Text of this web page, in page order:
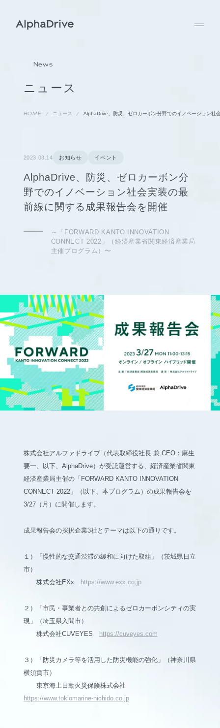
ニュース
News
HOME ニュース AlphaDrive、防災、ゼロカーボン分野でのイノベーション社
2023.03.14 お知らせ イベント
AlphaDrive、防災、ゼロカーボン分
野でのイノベーション社会実装の最
前線に関する成果報告会を開催
～「FORWARD KANTO INNOVATION
CONNECT 2022」（経済産業省関東経済産業局
主催プログラム）〜
株式会社アルファドライブ（代表取締役社長 兼 CEO：麻生
要一、以下、AlphaDrive）が受託運営する、経済産業省関東
経済産業局主催の「FORWARD KANTO INNOVATION
CONNECT 2022」（以下、本プログラム）の成果報告会を
3/27（月）に開催します。
成果報告会の採択企業3社とテーマは以下の通りです。
１）「慢性的な交通渋滞の緩和に向けた取組」（茨城県日立
市）
株式会社EXx
https://www.exx.co.jp
２）「市民・事業者との共創によるゼロカーボンシティの実
現」（埼玉県入間市）
株式会社CUVEYES
https://cuveyes.com
３）「防災カメラ等を活用した防災機能の強化」（神奈川県
横須賀市）
東京海上日動火災保険株式会社
https://www.tokiomarine-nichido.co.jp